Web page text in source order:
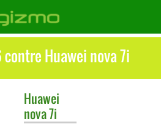
Huawei nova 7i
Huawei
nova 7i